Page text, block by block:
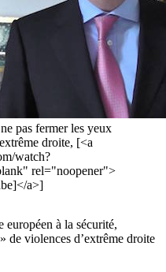
pas fermer les yeux
droite, [<a
watch?
rel="noopener">
a>]
à la sécurité,
de violences d’extrême droite